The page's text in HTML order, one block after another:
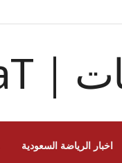
اخبار الرياضة السعودية